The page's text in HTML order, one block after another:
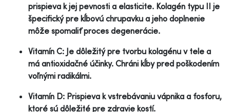
prispieva k jej pevnosti a elasticite. Kolagén typu II je
špecifický pre kĺbovú chrupavku a jeho doplnenie
môže spomaliť proces degenerácie.
Vitamín C: Je dôležitý pre tvorbu kolagénu v tele a
má antioxidačné účinky. Chráni kĺby pred poškodením
voľnými radikálmi.
Vitamín D: Prispieva k vstrebávaniu vápnika a fosforu,
ktoré sú dôležité pre zdravie kostí.